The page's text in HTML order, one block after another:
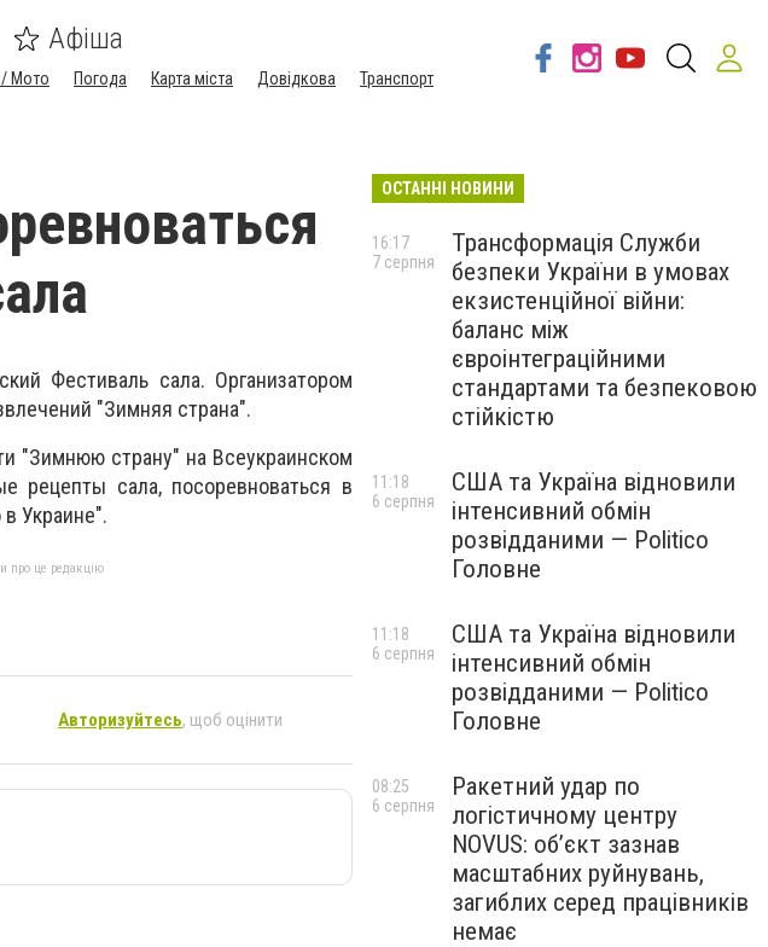
Афіша
Мото Погода Карта міста Довідкова Транспорт
Фестиваль сала. Организатором
"Зимняя страна".
"Зимнюю страну" на Всеукраинском
рецепты сала, посоревноваться в
Украине".
про це редакцію
Авторизуйтесь, щоб оцінити
ОСТАННІ НОВИНИ
Трансформація Служби
безпеки України в умовах
екзистенційної війни:
баланс між
євроінтеграційними
стандартами та безпековою
стійкістю
16:17
7 серпня
США та Україна відновили
інтенсивний обмін
розвідданими — Politico
Головне
11:18
6 серпня
США та Україна відновили
інтенсивний обмін
розвідданими — Politico
Головне
11:18
6 серпня
Ракетний удар по
логістичному центру
NOVUS: об’єкт зазнав
масштабних руйнувань,
загиблих серед працівників
немає
08:25
6 серпня